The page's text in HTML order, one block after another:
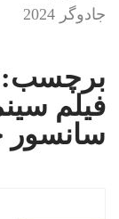
جادوگر 2024
برچسب:
فیلم
سانسور